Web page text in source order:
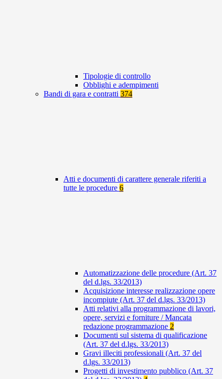
Tipologie di controllo
Obblighi e adempimenti
Bandi di gara e contratti 374
Atti e documenti di carattere generale riferiti a
tutte le procedure 6
Automatizzazione delle procedure (Art. 37
del d.lgs. 33/2013)
Acquisizione interesse realizzazione opere
incompiute (Art. 37 del d.lgs. 33/2013)
Atti relativi alla programmazione di lavori,
opere, servizi e forniture / Mancata
redazione programmazione 2
Documenti sul sistema di qualificazione
(Art. 37 del d.lgs. 33/2013)
Gravi illeciti professionali (Art. 37 del
d.lgs. 33/2013)
Progetti di investimento pubblico (Art. 37